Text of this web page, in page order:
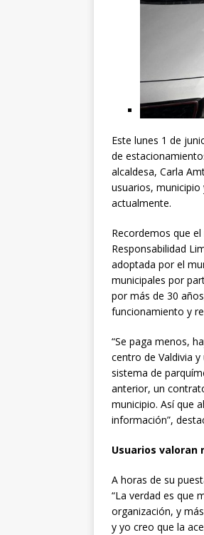
Este lunes 1 de
de
alcaldesa, Carla
usuarios,
actualmente.
Recordemos que
Responsabilidad
adoptada por el
municipales por
por más de 30
funcionamiento y
“Se paga menos,
centro de Valdivia
sistema de
anterior, un
municipio. Así que
información”,
Usuarios valoran
A horas de su
“La verdad es que
organización, y
y yo creo que la